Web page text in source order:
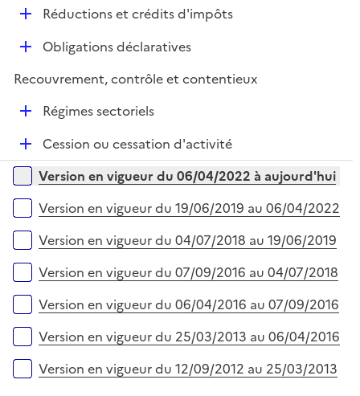
e
D
i
Réductions et crédits d'impôts
D
p
r
Obligations déclaratives
Recouvrement, contrôle et contentieux
D
e
Régimes sectoriels
D
é
p
e
Cession ou cessation d'activité
Versions sur la période
Version en vigueur du 06/04/2022 à aujourd'hui
Version en vigueur du 19/06/2019 au 06/04/2022
Version en vigueur du 04/07/2018 au 19/06/2019
Version en vigueur du 07/09/2016 au 04/07/2018
Version en vigueur du 06/04/2016 au 07/09/2016
Version en vigueur du 25/03/2013 au 06/04/2016
Version en vigueur du 12/09/2012 au 25/03/2013